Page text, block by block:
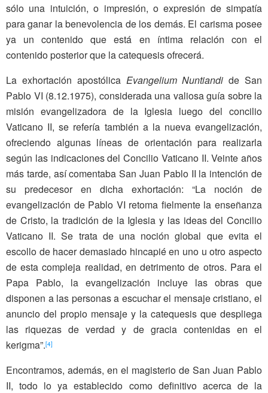
sólo una intuición, o impresión, o expresión de simpatía
para ganar la benevolencia de los demás. El carisma posee
ya un contenido que está en íntima relación con el
contenido posterior que la catequesis ofrecerá.
La exhortación apostólica Evangelium Nuntiandi de San
Pablo VI (8.12.1975), considerada una valiosa guía sobre la
misión evangelizadora de la Iglesia luego del concilio
Vaticano II, se refería también a la nueva evangelización,
ofreciendo algunas líneas de orientación para realizarla
según las indicaciones del Concilio Vaticano II. Veinte años
más tarde, así comentaba San Juan Pablo II la intención de
su predecesor en dicha exhortación: “La noción de
evangelización de Pablo VI retoma fielmente la enseñanza
de Cristo, la tradición de la Iglesia y las ideas del Concilio
Vaticano II. Se trata de una noción global que evita el
escollo de hacer demasiado hincapié en uno u otro aspecto
de esta compleja realidad, en detrimento de otros. Para el
Papa Pablo, la evangelización incluye las obras que
disponen a las personas a escuchar el mensaje cristiano, el
anuncio del propio mensaje y la catequesis que despliega
las riquezas de verdad y de gracia contenidas en el
kerigma”.[4]
Encontramos, además, en el magisterio de San Juan Pablo
II, todo lo ya establecido como definitivo acerca de la